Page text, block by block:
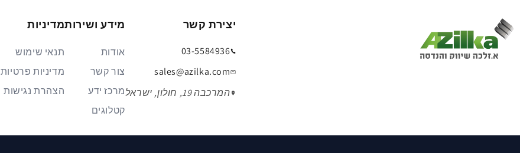
יצירת קשר
03-5584936
sales@azilka.com
המרכבה 19, חולון, ישראל
מידע ושירות
אודות
צור קשר
מרכז ידע
קטלוגים
מדיניות
תנאי שימוש
מדיניות פרטיות
הצהרת נגישות